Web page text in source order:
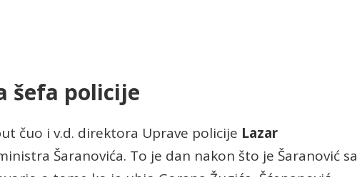
šefa policije
čuo i v.d. direktora Uprave policije Lazar
Šaranovića. To je dan nakon što je Šaranović sa